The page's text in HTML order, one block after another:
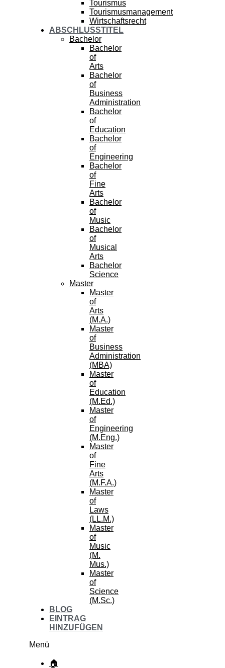
Tourismus
Tourismusmanagement
Wirtschaftsrecht
ABSCHLUSSTITEL
Bachelor
Bachelor
of
Arts
Bachelor
of
Business
Administration
Bachelor
of
Education
Bachelor
of
Engineering
Bachelor
of
Fine
Arts
Bachelor
of
Music
Bachelor
of
Musical
Arts
Bachelor
Science
Master
Master
of
Arts
(M.A.)
Master
of
Business
Administration
(MBA)
Master
of
Education
(M.Ed.)
Master
of
Engineering
(M.Eng.)
Master
of
Fine
Arts
(M.F.A.)
Master
of
Laws
(LL.M.)
Master
of
Music
(M.
Mus.)
Master
of
Science
(M.Sc.)
BLOG
EINTRAG
HINZUFÜGEN
Menü
🏠